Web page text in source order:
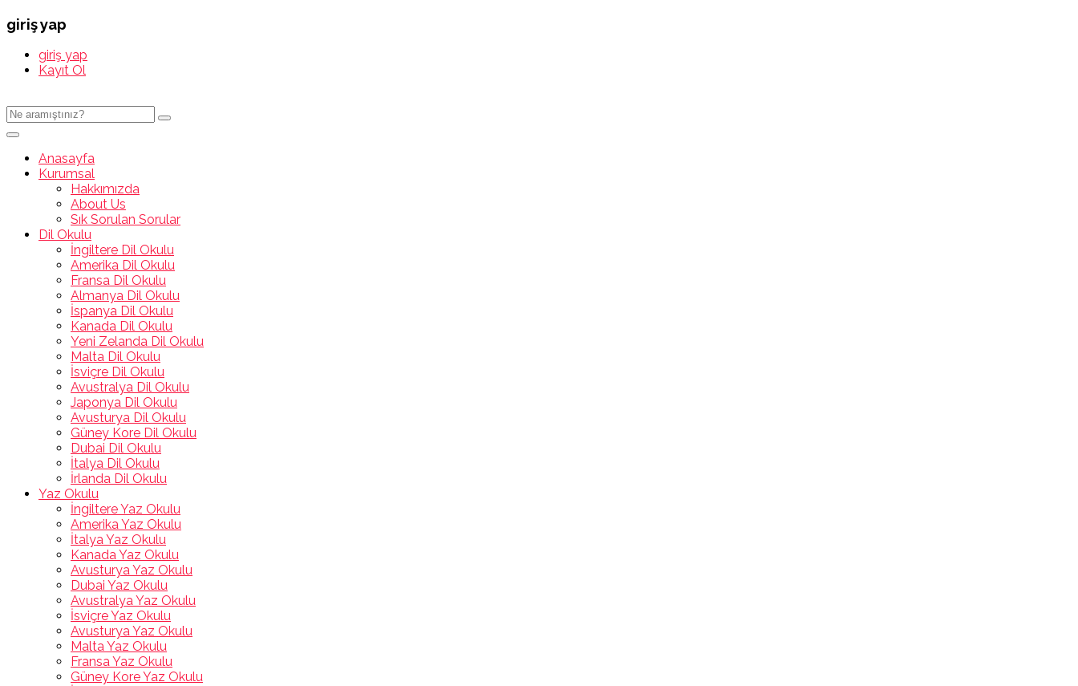
giriş yap
giriş yap
Kayıt Ol
Anasayfa
Kurumsal
Hakkımızda
About Us
Sık Sorulan Sorular
Dil Okulu
İngiltere Dil Okulu
Amerika Dil Okulu
Fransa Dil Okulu
Almanya Dil Okulu
İspanya Dil Okulu
Kanada Dil Okulu
Yeni Zelanda Dil Okulu
Malta Dil Okulu
İsviçre Dil Okulu
Avustralya Dil Okulu
Japonya Dil Okulu
Avusturya Dil Okulu
Güney Kore Dil Okulu
Dubai Dil Okulu
İtalya Dil Okulu
İrlanda Dil Okulu
Yaz Okulu
İngiltere Yaz Okulu
Amerika Yaz Okulu
İtalya Yaz Okulu
Kanada Yaz Okulu
Avusturya Yaz Okulu
Dubai Yaz Okulu
Avustralya Yaz Okulu
İsviçre Yaz Okulu
Avusturya Yaz Okulu
Malta Yaz Okulu
Fransa Yaz Okulu
Güney Kore Yaz Okulu